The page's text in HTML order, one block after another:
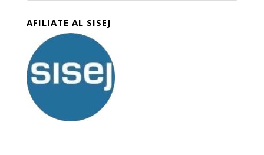
AFILIATE AL SISEJ